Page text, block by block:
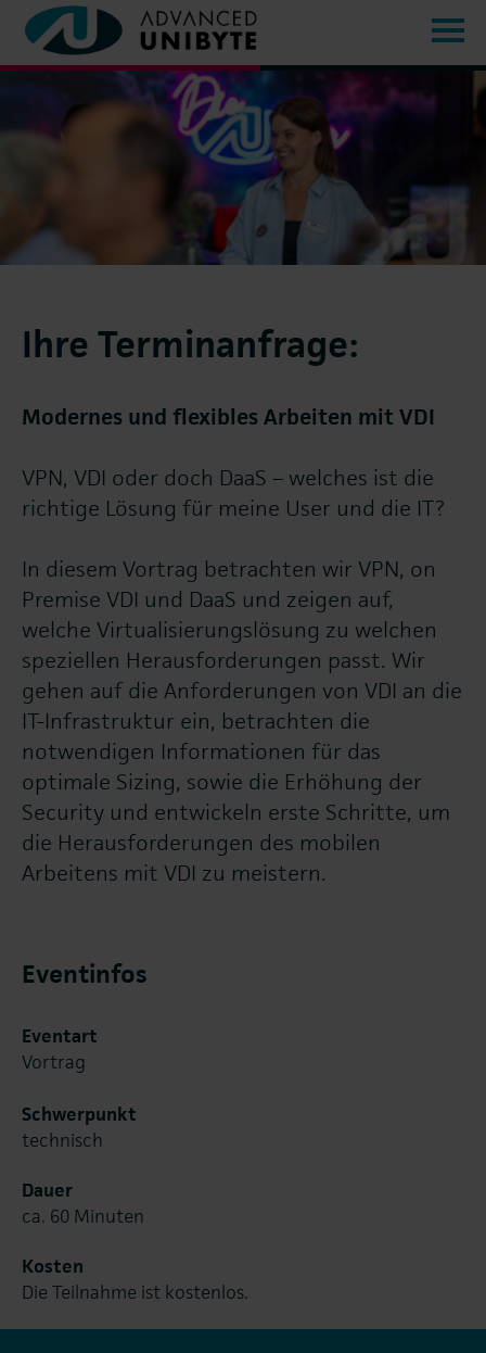
Ihre Terminanfrage:
Modernes und flexibles Arbeiten mit VDI
VPN, VDI oder doch DaaS – welches ist die
richtige Lösung für meine User und die IT?
In diesem Vortrag betrachten wir VPN, on
Premise VDI und DaaS und zeigen auf,
welche Virtualisierungslösung zu welchen
speziellen Herausforderungen passt. Wir
gehen auf die Anforderungen von VDI an die
IT-Infrastruktur ein, betrachten die
notwendigen Informationen für das
optimale Sizing, sowie die Erhöhung der
Security und entwickeln erste Schritte, um
die Herausforderungen des mobilen
Arbeitens mit VDI zu meistern.
Eventinfos
Eventart
Vortrag
Schwerpunkt
technisch
Dauer
ca. 60 Minuten
Kosten
Die Teilnahme ist kostenlos.